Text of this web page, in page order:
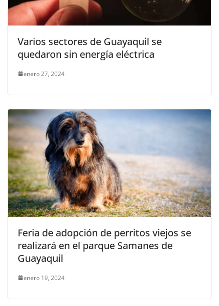
Varios sectores de Guayaquil se
quedaron sin energía eléctrica
enero 27, 2024
Feria de adopción de perritos viejos se
realizará en el parque Samanes de
Guayaquil
enero 19, 2024